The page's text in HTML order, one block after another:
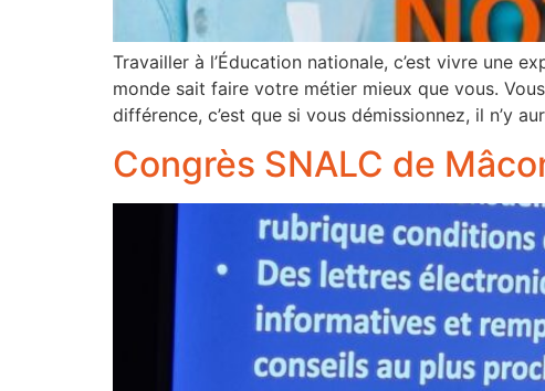
Travailler à l’Éducation nationale, c’est vivre une
monde sait faire votre métier mieux que vous.
différence, c’est que si vous démissionnez, il n’y
Congrès SNALC de